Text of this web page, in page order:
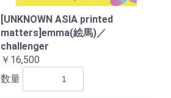
[UNKNOWN ASIA printed
matters]emma(絵馬)／
challenger
￥16,500
数量